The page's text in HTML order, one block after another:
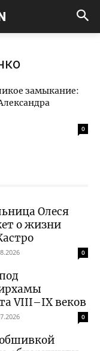
замыкание:
0
Олеся
о жизни
0
VIII–IX веков
0